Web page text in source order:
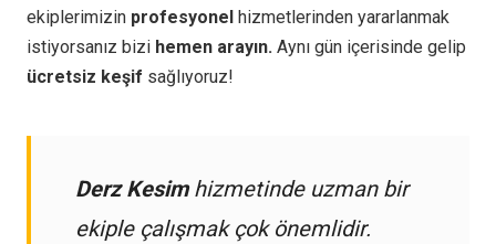
ekiplerimizin profesyonel hizmetlerinden yararlanmak
istiyorsanız bizi hemen arayın. Aynı gün içerisinde gelip
ücretsiz keşif sağlıyoruz!
Derz Kesimhizmetinde uzman bir
ekiple çalışmak çok önemlidir.